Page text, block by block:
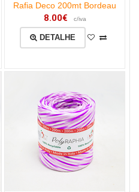
Rafia Deco 200mt Bordeau
8.00€ c/iva
DETALHE